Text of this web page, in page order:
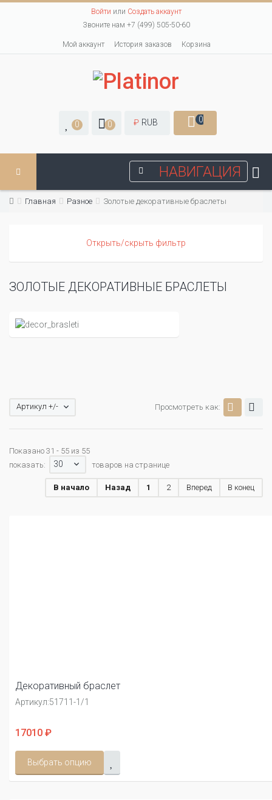
Войти или Создать аккаунт
Звоните нам +7 (499) 505-50-60
Мой аккаунт История заказов Корзина
0 0 ₽ RUB 0
НАВИГАЦИЯ
Главная Разное Золотые декоративные браслеты
Открыть/скрыть фильтр
ЗОЛОТЫЕ ДЕКОРАТИВНЫЕ БРАСЛЕТЫ
Просмотреть как:
Артикул +/-
Показано 31 - 55 из 55
показать:
30 товаров на странице
В начало Назад 1 2 Вперед В конец
Декоративный браслет
Артикул:51711-1/1
17010 ₽
Выбрать опцию